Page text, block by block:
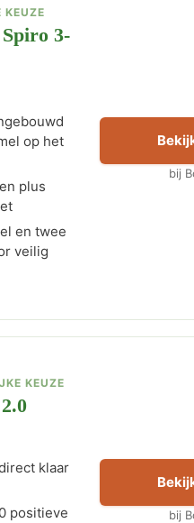
KEUZE
Spiro 3-
op het
plus
en twee
veilig
bij
KEUZE
klaar
positieve
bij